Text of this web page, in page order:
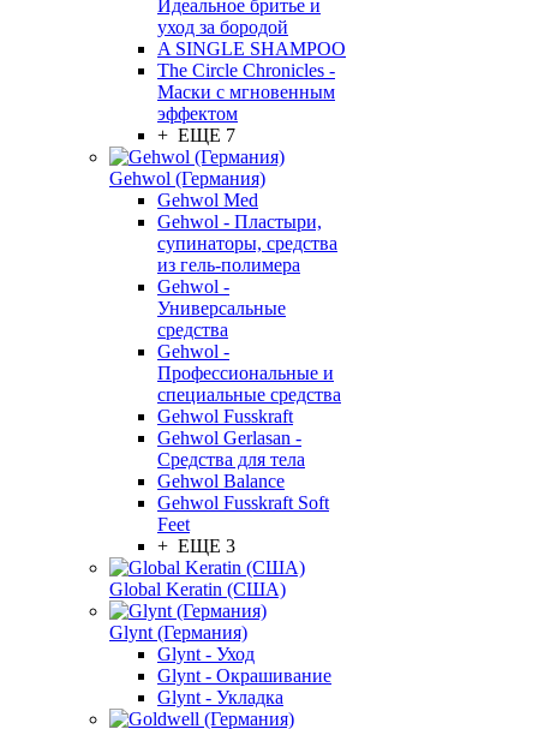
Идеальное бритье и
уход за бородой
A SINGLE SHAMPOO
The Circle Chronicles -
Маски с мгновенным
эффектом
+ ЕЩЕ 7
Gehwol (Германия)
Gehwol Med
Gehwol - Пластыри,
супинаторы, средства
из гель-полимера
Gehwol -
Универсальные
средства
Gehwol -
Профессиональные и
специальные средства
Gehwol Fusskraft
Gehwol Gerlasan -
Средства для тела
Gehwol Balance
Gehwol Fusskraft Soft
Feet
+ ЕЩЕ 3
Global Keratin (США)
Glynt (Германия)
Glynt - Уход
Glynt - Окрашивание
Glynt - Укладка